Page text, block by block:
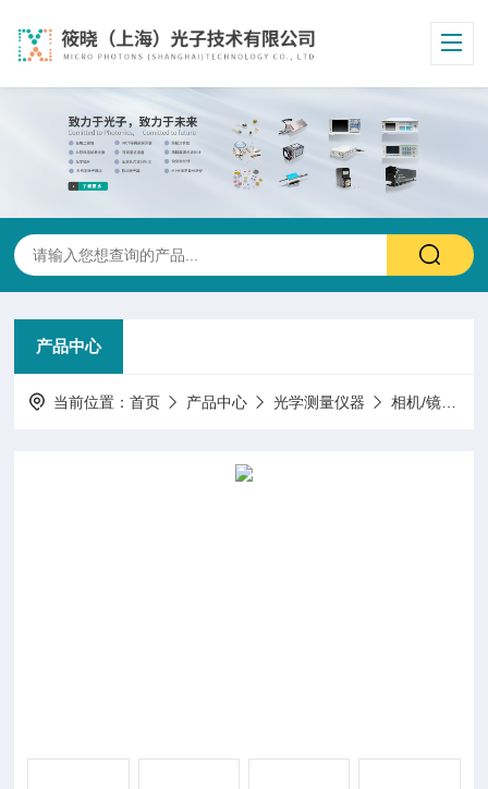
产品中心
当前位置：首页 产品中心 光学测量仪器 相机/镜头/机器视觉